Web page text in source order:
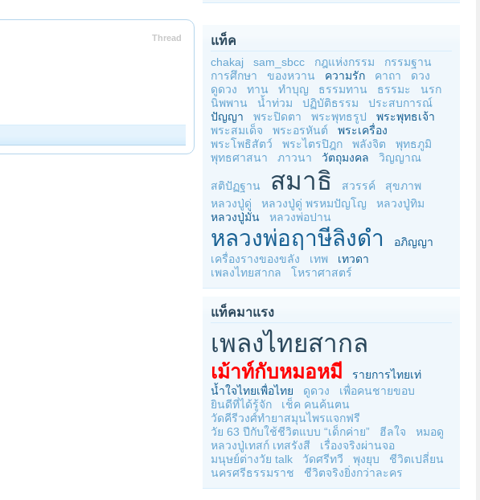
Thread แท็ค
chakaj sam_sbcc กฎแห่งกรรม
กรรมฐาน
การศึกษา
ของหวาน ความรัก คาถา
ดวง
ดูดวง
ทาน ทำบุญ ธรรมทาน ธรรมะ
นรก
นิพพาน
น้ำท่วม ปฏิบัติธรรม
ประสบการณ์
ปัญญา
พระปิดตา พระพุทธรูป
พระพุทธเจ้า
พระสมเด็จ
พระอรหันต์
พระเครื่อง
พระโพธิสัตว์
พระไตรปิฎก พลังจิต
พุทธภูมิ
พุทธศาสนา
ภาวนา วัตถุมงคล วิญญาณ
สติปัฏฐาน สมาธิ สวรรค์
สุขภาพ
หลวงปู่ดู่
หลวงปู่ดู่ พรหมปัญโญ
หลวงปู่ทิม
หลวงปู่มั่น
หลวงพ่อปาน
หลวงพ่อฤาษีลิงดำ
อภิญญา
เครื่องรางของขลัง
เทพ
เทวดา
เพลงไทยสากล
โหราศาสตร์
แท็คมาแรง
เพลงไทยสากล
เม้าท์กับหมอหมี
รายการไทยเท่
น้ำใจไทยเพื่อไทย
ดูดวง
เพื่อคนชายขอบ
ยินดีที่ได้รู้จัก
เช็ค คนค้นฅน
วัดคีรีวงศ์ทำยาสมุนไพรแจกฟรี
วัย 63 ปีกับใช้ชีวิตแบบ “เด็กค่าย”
ฮีลใจ
หมอดู
หลวงปู่เทสก์ เทสรังสี
เรื่องจริงผ่านจอ
มนุษย์ต่างวัย talk
วัดศรีทวี พุงยุบ
ชีวิตเปลี่ยน
นครศรีธรรมราช
ชีวิตจริงยิ่งกว่าละคร